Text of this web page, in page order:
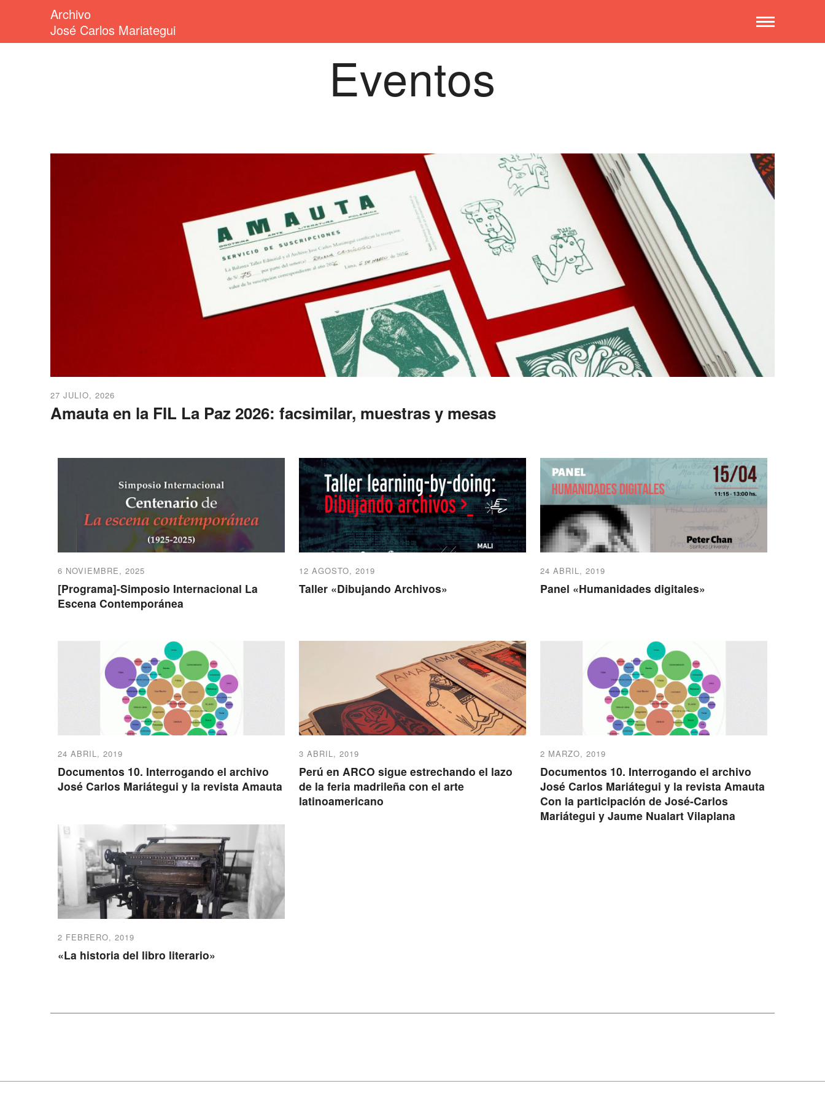
Archivo
José Carlos Mariategui
Eventos
27 JULIO, 2026
Amauta en la FIL La Paz 2026: facsimilar, muestras y mesas
6 NOVIEMBRE, 2025
[Programa]-Simposio Internacional La
Escena Contemporánea
12 AGOSTO, 2019
Taller «Dibujando Archivos»
24 ABRIL, 2019
Panel «Humanidades digitales»
24 ABRIL, 2019
Documentos 10. Interrogando el archivo
José Carlos Mariátegui y la revista Amauta
3 ABRIL, 2019
Perú en ARCO sigue estrechando el lazo
de la feria madrileña con el arte
latinoamericano
2 MARZO, 2019
Documentos 10. Interrogando el archivo
José Carlos Mariátegui y la revista Amauta
Con la participación de José-Carlos
Mariátegui y Jaume Nualart Vilaplana
2 FEBRERO, 2019
«La historia del libro literario»